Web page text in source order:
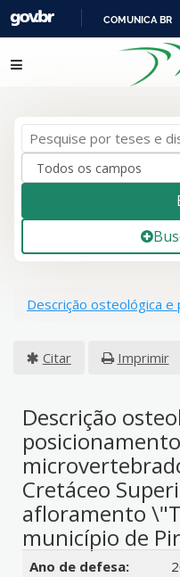
COMUNICA BR
Pular para o conteúdo
Descrição osteológica e
Citar Imprimir
Descrição
Cretáceo
afloramento
município de
Detalhes bibliográficos
Ano de defesa: